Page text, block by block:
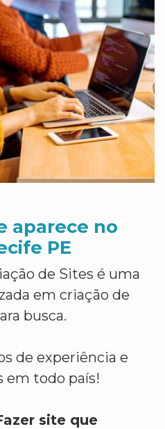
aparece no
PE
de Sites é uma
em criação de
busca.
de experiência e
em todo país!
site que